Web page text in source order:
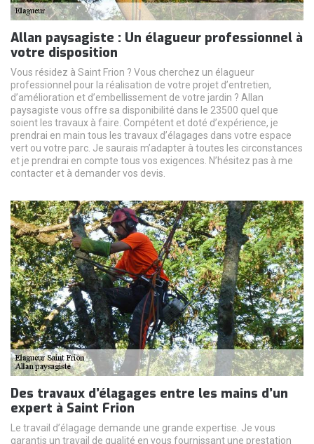
Allan paysagiste : Un élagueur professionnel à
votre disposition
Vous résidez à Saint Frion ? Vous cherchez un élagueur
professionnel pour la réalisation de votre projet d’entretien,
d’amélioration et d’embellissement de votre jardin ? Allan
paysagiste vous offre sa disponibilité dans le 23500 quel que
soient les travaux à faire. Compétent et doté d’expérience, je
prendrai en main tous les travaux d’élagages dans votre espace
vert ou votre parc. Je saurais m’adapter à toutes les circonstances
et je prendrai en compte tous vos exigences. N’hésitez pas à me
contacter et à demander vos devis.
Des travaux d’élagages entre les mains d’un
expert à Saint Frion
Le travail d’élagage demande une grande expertise. Je vous
garantis un travail de qualité en vous fournissant une prestation